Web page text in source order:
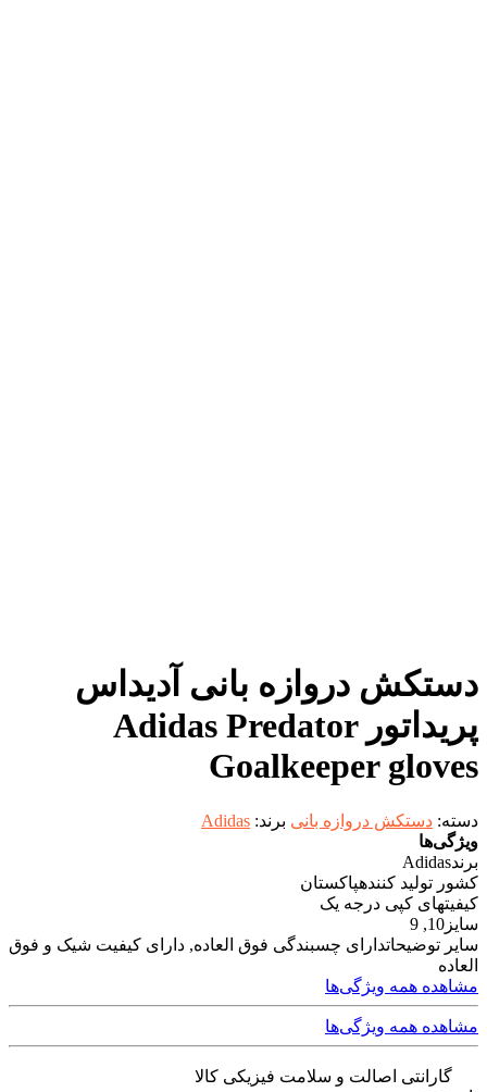
دستکش دروازه بانی آدیداس
پریداتور Adidas Predator
Goalkeeper gloves
دسته: دستکش دروازه بانی برند: Adidas
ویژگی‌ها
برندAdidas
کشور تولید کنندهپاکستان
کیفیتهای کپی درجه یک
سایز 10, 9
سایر توضیحاتدارای چسبندگی فوق العاده, دارای کیفیت شیک و فوق
العاده
مشاهده همه ویژگی‌ها
مشاهده همه ویژگی‌ها
گارانتی اصالت و سلامت فیزیکی کالا